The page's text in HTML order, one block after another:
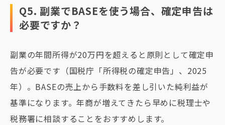
Q5. 副業でBASEを使う場合、確定申告は
必要ですか？
副業の年間所得が20万円を超えると原則として確定申
告が必要です（国税庁「所得税の確定申告」、2025
年）。BASEの売上から手数料を差し引いた純利益が
基準になります。年商が増えてきたら早めに税理士や
税務署に相談することをおすすめします。